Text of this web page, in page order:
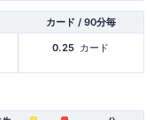
カード / 90分毎
0.25 カード